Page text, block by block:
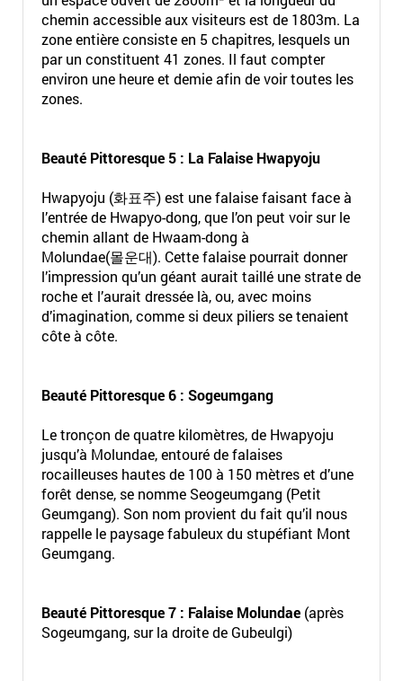
chemin accessible aux visiteurs est de 1803m. La
zone entière consiste en 5 chapitres, lesquels un
par un constituent 41 zones. Il faut compter
environ une heure et demie afin de voir toutes les
zones.
Beauté Pittoresque 5 : La Falaise Hwapyoju
Hwapyoju (화표주) est une falaise faisant face à
l’entrée de Hwapyo-dong, que l’on peut voir sur le
chemin allant de Hwaam-dong à
Molundae(몰운대). Cette falaise pourrait donner
l’impression qu’un géant aurait taillé une strate de
roche et l’aurait dressée là, ou, avec moins
d’imagination, comme si deux piliers se tenaient
côte à côte.
Beauté Pittoresque 6 : Sogeumgang
Le tronçon de quatre kilomètres, de Hwapyoju
jusqu’à Molundae, entouré de falaises
rocailleuses hautes de 100 à 150 mètres et d’une
forêt dense, se nomme Seogeumgang (Petit
Geumgang). Son nom provient du fait qu’il nous
rappelle le paysage fabuleux du stupéfiant Mont
Geumgang.
Beauté Pittoresque 7 : Falaise Molundae (après
Sogeumgang, sur la droite de Gubeulgi)